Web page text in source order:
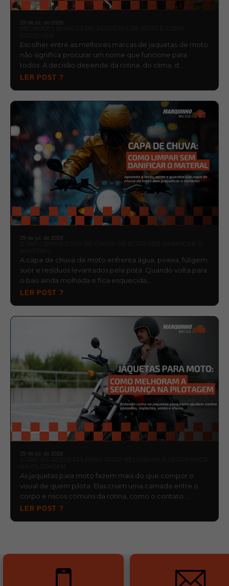
29 de jul. de 2026
Escolher entre as melhores marcas de jaquetas de moto
não significa procurar um nome que funcione para
todos. A decisão depende da rotina, do clima, d…
LER POST ?
29 de jul. de 2026
A capa de chuva de moto enfrenta água, poeira, fuligem,
suor e resíduos levantados pela pista. Quando volta para
o baú ainda molhada e fica esquecida,…
LER POST ?
29 de jul. de 2026
As jaquetas para moto fazem mais do que compor o
visual de quem pilota. Elas criam uma camada entre o
corpo e riscos comuns da rotina, como o contato …
LER POST ?